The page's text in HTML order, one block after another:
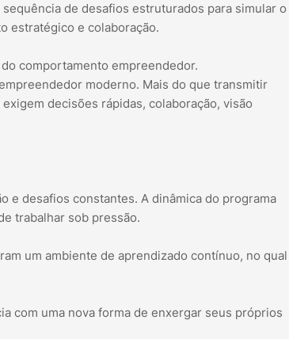
de desafios estruturados para simular o
estratégico e colaboração.
comportamento empreendedor.
moderno. Mais do que transmitir
decisões rápidas, colaboração, visão
e desafios constantes. A dinâmica do programa
trabalhar sob pressão.
um ambiente de aprendizado contínuo, no qual
com uma nova forma de enxergar seus próprios